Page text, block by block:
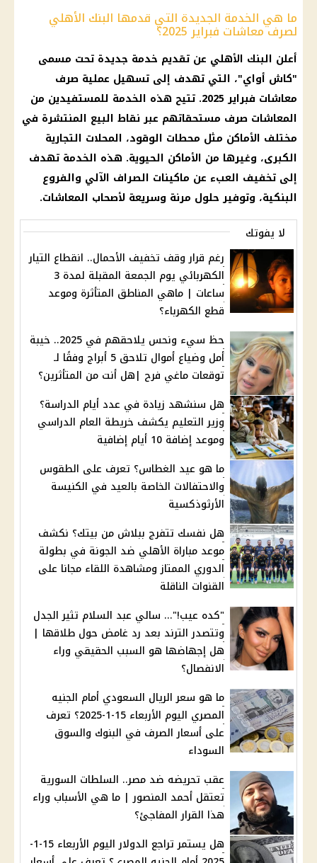
ما هي الخدمة الجديدة التي قدمها البنك الأهلي
لصرف معاشات فبراير 2025؟
أعلن البنك الأهلي عن تقديم خدمة جديدة تحت مسمى
"كاش أواي"، التي تهدف إلى تسهيل عملية صرف
معاشات فبراير 2025
. تتيح هذه الخدمة للمستفيدين من
المعاشات صرف مستحقاتهم عبرنقاط البيع المنتشرة في
مختلف الأماكن مثل محطات الوقود، المحلات التجارية
الكبرى، وغيرها من الأماكن الحيوية. هذه الخدمة تهدف
إلى تخفيف العبء عن ماكينات الصراف الآلي والفروع
البنكية، وتوفير حلول مرنة وسريعة لأصحاب المعاشات.
لا يفوتك
رغم قرار وقف تخفيف الأحمال.. انقطاع التيار
الكهربائي يوم الجمعة المقبلة لمدة 3
ساعات | ماهي المناطق المتأثرة وموعد
قطع الكهرباء؟
حظ سيء ونحس يلاحقهم في 2025.. خيبة
أمل وضياع أموال تلاحق 5 أبراج وفقًا لـ
توقعات ماغي فرح |هل أنت من المتأثرين؟
هل سنشهد زيادة في عدد أيام الدراسة؟
وزير التعليم يكشف خريطة العام الدراسي
وموعد إضافة 10 أيام إضافية
ما هو عيد الغطاس؟ تعرف على الطقوس
والاحتفالات الخاصة بالعيد في الكنيسة
الأرثوذكسية
هل نفسك تتفرج ببلاش من بيتك؟ نكشف
موعد مباراة الأهلي ضد الجونة في بطولة
الدوري الممتاز ومشاهدة اللقاء مجانا على
القنوات الناقلة
"كده عيب!"... سالي عبد السلام تثير الجدل
وتتصدر الترند بعد رد غامض حول طلاقها |
هل إجهاضها هو السبب الحقيقي وراء
الانفصال؟
ما هو سعر الريال السعودي أمام الجنيه
المصري اليوم الأربعاء 15-1-2025؟ تعرف
على أسعار الصرف في البنوك والسوق
السوداء
عقب تحريضه ضد مصر.. السلطات السورية
تعتقل أحمد المنصور | ما هي الأسباب وراء
هذا القرار المفاجئ؟
هل يستمر تراجع الدولار اليوم الأربعاء 15-1-